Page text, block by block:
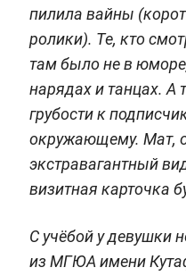
пилила вайны
ролики). Те, кто
там было не в
нарядах и танцах. А
грубости к
окружающему. Мат,
экстравагантный
визитная карточка
С учёбой у девушки
из МГЮА имени